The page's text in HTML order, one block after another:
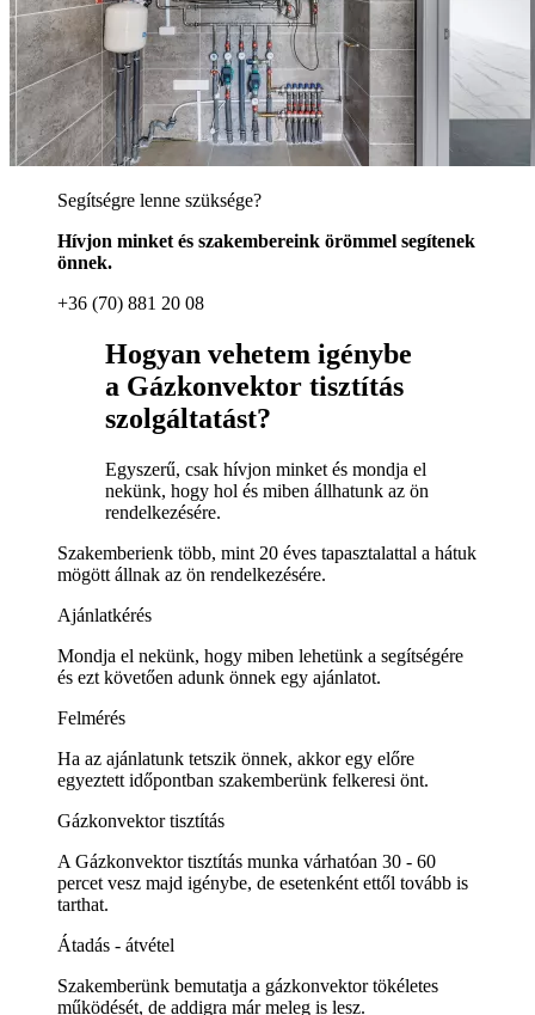
Segítségre lenne szüksége?
Hívjon minket és szakembereink örömmel segítenek
önnek.
+36 (70) 881 20 08
Hogyan vehetem igénybe
a Gázkonvektor tisztítás
szolgáltatást?
Egyszerű, csak hívjon minket és mondja el
nekünk, hogy hol és miben állhatunk az ön
rendelkezésére.
Szakemberienk több, mint 20 éves tapasztalattal a hátuk
mögött állnak az ön rendelkezésére.
Ajánlatkérés
Mondja el nekünk, hogy miben lehetünk a segítségére
és ezt követően adunk önnek egy ajánlatot.
Felmérés
Ha az ajánlatunk tetszik önnek, akkor egy előre
egyeztett időpontban szakemberünk felkeresi önt.
Gázkonvektor tisztítás
A Gázkonvektor tisztítás munka várhatóan 30 - 60
percet vesz majd igénybe, de esetenként ettől tovább is
tarthat.
Átadás - átvétel
Szakemberünk bemutatja a gázkonvektor tökéletes
működését, de addigra már meleg is lesz.